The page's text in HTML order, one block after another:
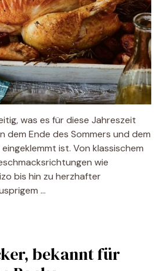
was es für diese Jahreszeit
dem Ende des Sommers und dem
ist. Von klassischem
wie
​​bis hin zu herzhafter
…
bekannt für